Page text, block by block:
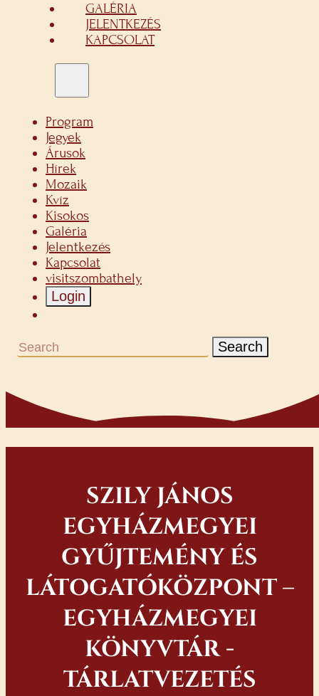
GALÉRIA
JELENTKEZÉS
KAPCSOLAT
Program
Jegyek
Árusok
Hírek
Mozaik
Kvíz
Kisokos
Galéria
Jelentkezés
Kapcsolat
visitszombathely
Login
Search
SZILY JÁNOS
EGYHÁZMEGYEI
GYŰJTEMÉNY ÉS
LÁTOGATÓKÖZPONT –
EGYHÁZMEGYEI
KÖNYVTÁR -
TÁRLATVEZETÉS